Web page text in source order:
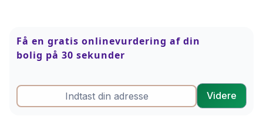
Få en gratis onlinevurdering af din
bolig på 30 sekunder